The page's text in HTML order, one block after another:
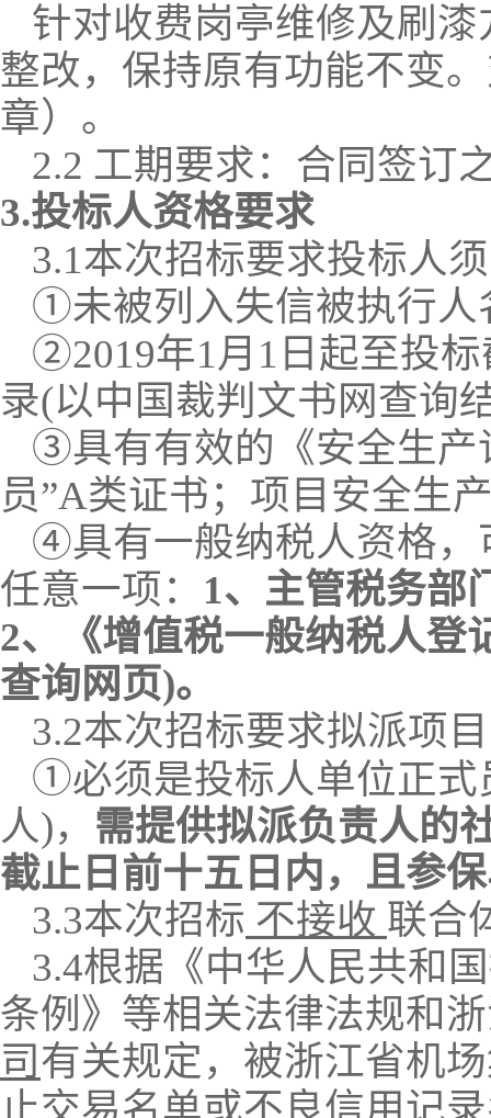
针对收费岗亭维修及刷
整改，保持原有功能不变
章）。
2.2 工期要求： 合同签订
3.投标人资格要求
3.1本次招标要求投标人
①未被列入失信被执行人
②2019年1月1日起至投
录(以中国裁判文书网查询
③具有有效的《安全生产
员”A类证书；项目安全生
④具有一般纳税人资格，
任意一项： 1、主管税务部
2、《增值税一般纳税人登
查询网页)。
3.2本次招标要求拟派项
①必须是投标人单位正式
人)， 需提供拟派负责人的
截止日前十五日内，且参
3.3本次招标 不接收 联合
3.4根据《中华人民共和
条例》等相关法律法规和
司有关规定，被浙江省机
止交易名单或不良信用记